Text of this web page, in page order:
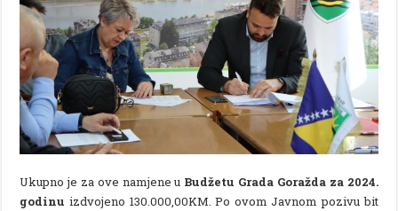
Ukupno je za ove namjene u Budžetu Grada Goražda za 2024.
godinu izdvojeno 130.000,00KM. Po ovom Javnom pozivu bit